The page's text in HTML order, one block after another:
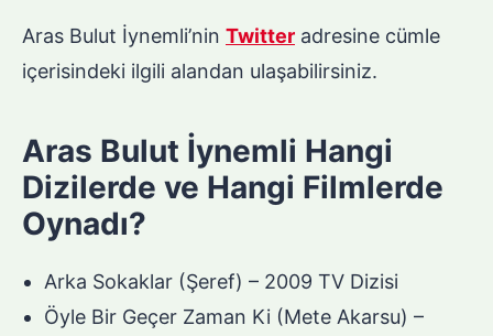
Aras Bulut İynemli’nin Twitter adresine cümle
içerisindeki ilgili alandan ulaşabilirsiniz.
Aras Bulut İynemli Hangi
Dizilerde ve Hangi Filmlerde
Oynadı?
Arka Sokaklar (Şeref) – 2009 TV Dizisi
Öyle Bir Geçer Zaman Ki (Mete Akarsu) –